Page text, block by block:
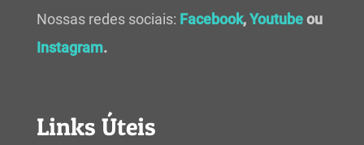
Nossas redes sociais: Facebook,Youtubeou
Instagram.
Links Úteis